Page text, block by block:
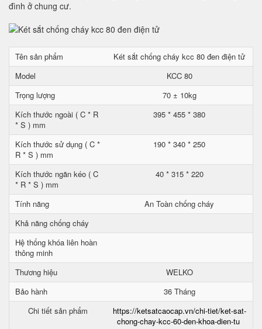
đình ở chung cư.
Tên sản phẩm
Két sắt chống cháy kcc 80 đen điện tử
Model
KCC 80
Trọng lượng
70 ± 10kg
Kích thước ngoài ( C * R
* S ) mm
395 * 455 * 380
Kích thước sử dụng ( C *
R * S ) mm
190 * 340 * 250
Kích thước ngăn kéo ( C
* R * S ) mm
40 * 315 * 220
Tính năng
An Toàn chống cháy
Khả năng chống cháy
Hệ thống khóa liên hoàn
thông minh
Thương hiệu
WELKO
Bảo hành
36 Tháng
Chi tiết sản phẩm
https://ketsatcaocap.vn/chi-tiet/ket-sat-
chong-chay-kcc-60-den-khoa-dien-tu